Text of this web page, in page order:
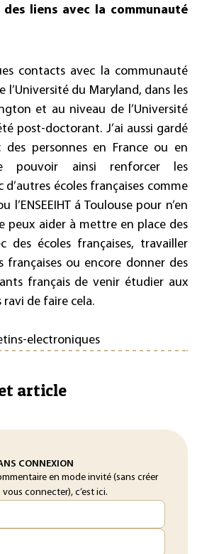
liens avec la communauté
contacts avec la communauté
l’Université du Maryland, dans les
et au niveau de l’Université
post-doctorant. J’ai aussi gardé
des personnes en France ou en
pouvoir ainsi renforcer les
écoles françaises comme
l’ENSEEIHT á Toulouse pour n’en
peux aider à mettre en place des
des écoles françaises, travailler
françaises ou encore donner des
français de venir étudier aux
ravi de faire cela.
electroniques
article
CONNEXION
en mode invité (sans créer
connecter), c’est ici.